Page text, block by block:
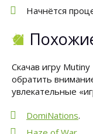
Начнётся
Скачав игру
обратить
увлекательные
DomiNations.